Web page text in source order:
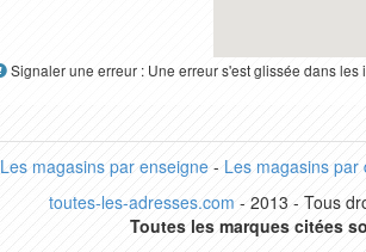
Signaler une erreur : Une erreur s'est glissée dans
Les magasins par enseigne- Les magasins par
toutes-les-adresses.com - 2013 - Tous
Toutes les marques citées